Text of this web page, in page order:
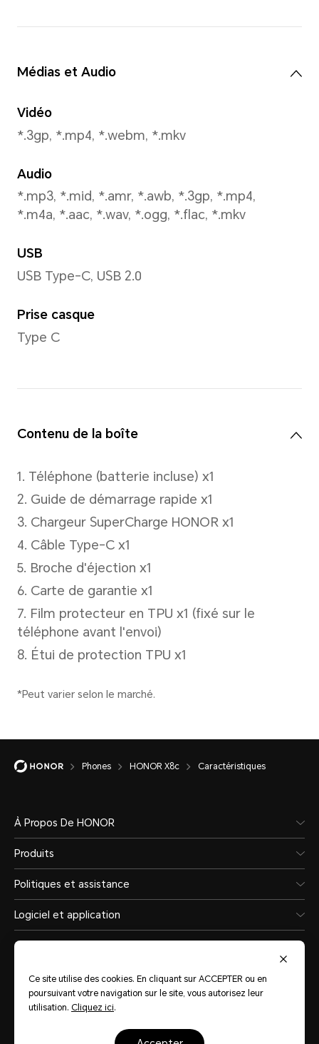
Supporte jusqu'à 1080P
Mode de capture
view, HIGH-RES, Capture
Réflexion miroir, Contrôle
Reconnaissance faciale
Prends en charge la
2D
Batterie
Capacité
5000 mAh (valeur typique)
*La capacité nominale est de
Type
Charge filaire
Supporte jusqu'à 11V/3.2A
*La puissance de charge réelle
des scénarios intelligents. Veuillez
situations réelles.
Chargeur standard
Phones HONOR X8c Caractéristiques
À Propos De HONOR
Produits
Politiques et assistance
Logiciel et application
Morocco (Français)
Ce site utilise des cookies. En cliquant sur ACCEPTER ou en
poursuivant votre navigation sur le site, vous autorisez leur
utilisation. Cliquez ici.